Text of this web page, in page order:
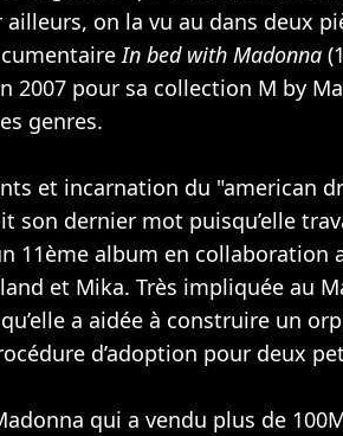
on la vu au dans deux
In bed with Madonna
2007 pour sa collection M by
genres.
et incarnation du "american
son dernier mot puisqu’elle
11ème album en collaboration
et Mika. Très impliquée au
a aidée à construire un
d’adoption pour deux
qui a vendu plus de